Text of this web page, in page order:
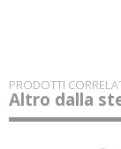
PRODOTTI
Altro dalla